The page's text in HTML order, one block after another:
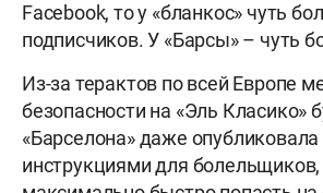
Facebook, то у «бланкос» чуть
подписчиков. У «Барсы» – чуть
Из-за терактов по всей Европе
безопасности на «Эль Класико»
«Барселона» даже опубликовала
инструкциями для болельщиков,